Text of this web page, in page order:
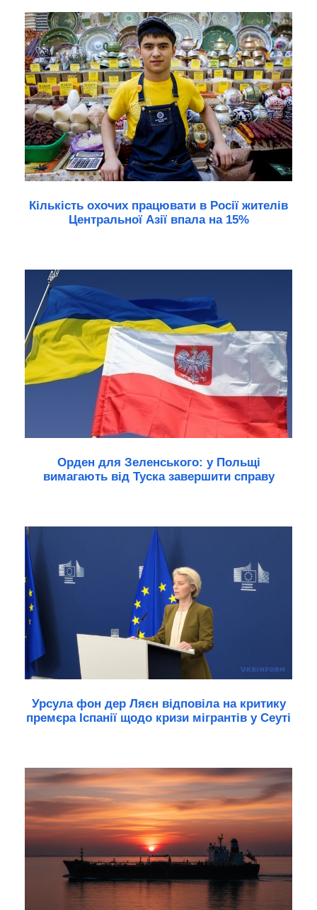
Кількість охочих працювати в Росії жителів
Центральної Азії впала на 15%
Орден для Зеленського: у Польщі
вимагають від Туска завершити справу
Урсула фон дер Ляєн відповіла на критику
премєра Іспанії щодо кризи мігрантів у Сеуті